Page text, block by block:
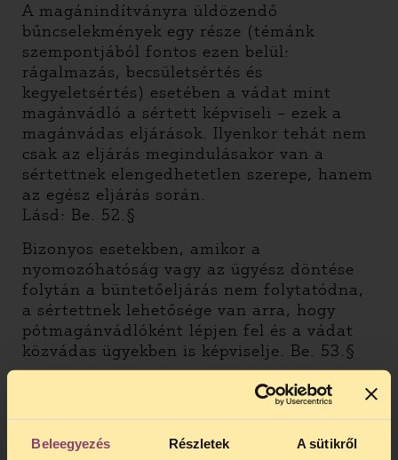
Beleegyezés Részletek A sütikről
A magánindítványra üldözendő
bűncselekmények egy része (témánk
szempontjából fontos ezen belül:
rágalmazás, becsületsértés és
kegyeletsértés) esetében a vádat mint
magánvádló a sértett képviseli – ezek a
magánvádas eljárások. Ilyenkor tehát nem
csak az eljárás megindulásakor van a
sértettnek elengedhetetlen szerepe, hanem
az egész eljárás során.
Lásd: Be. 52.§
Bizonyos esetekben, amikor a
nyomozóhatóság vagy az ügyész döntése
folytán a büntetőeljárás nem folytatódna,
a sértettnek lehetősége van arra, hogy
pótmagánvádlóként lépjen fel és a vádat
közvádas ügyekben is képviselje. Be. 53.§
a) az ügyész vagy a nyomozó hatóság a
feljelentést elutasította, vagy a nyomozást